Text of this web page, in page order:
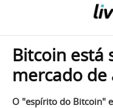
Bitcoin está
mercado de
O "espírito do Bitcoin"